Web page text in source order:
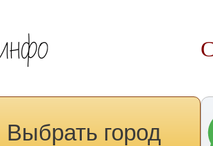
Выбрать город